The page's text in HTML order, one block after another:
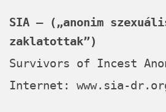
SIA – („anonim
zaklatottak”)
Survivors of Incest
Internet: www.sia-